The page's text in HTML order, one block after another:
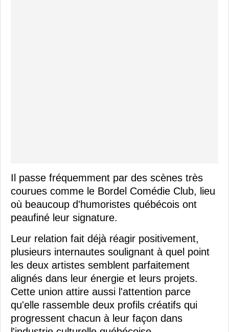
Il passe fréquemment par des scènes très
courues comme le Bordel Comédie Club, lieu
où beaucoup d'humoristes québécois ont
peaufiné leur signature.
Leur relation fait déjà réagir positivement,
plusieurs internautes soulignant à quel point
les deux artistes semblent parfaitement
alignés dans leur énergie et leurs projets.
Cette union attire aussi l'attention parce
qu'elle rassemble deux profils créatifs qui
progressent chacun à leur façon dans